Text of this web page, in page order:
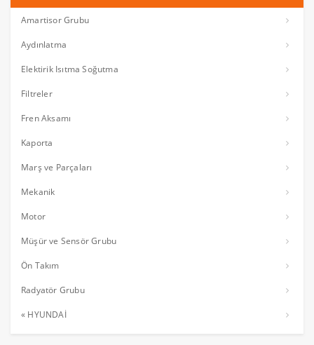
Amartisor Grubu
Aydınlatma
Elektirik Isıtma Soğutma
Filtreler
Fren Aksamı
Kaporta
Marş ve Parçaları
Mekanik
Motor
Müşür ve Sensör Grubu
Ön Takım
Radyatör Grubu
« HYUNDAİ